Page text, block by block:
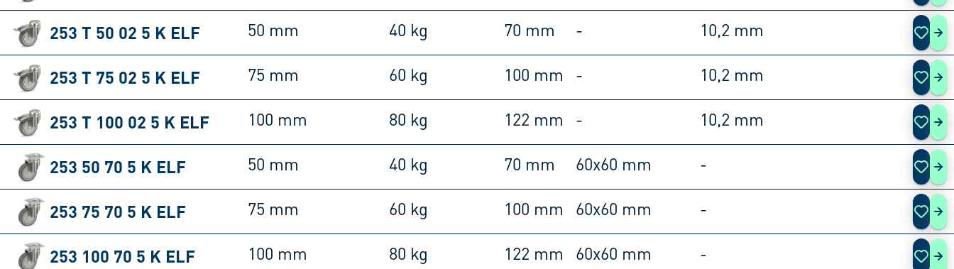
253 T 50 02 5 K ELF 50 mm 40 kg 70 mm - 10,2 mm
253 T 75 02 5 K ELF 75 mm 60 kg 100 mm - 10,2 mm
253 T 100 02 5 K ELF 100 mm 80 kg 122 mm - 10,2 mm
253 50 70 5 K ELF 50 mm 40 kg 70 mm 60x60 mm -
253 75 70 5 K ELF 75 mm 60 kg 100 mm 60x60 mm -
253 100 70 5 K ELF 100 mm 80 kg 122 mm 60x60 mm -